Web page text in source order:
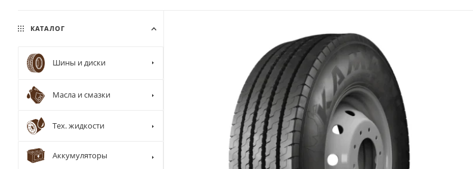
КАТАЛОГ
Шины и диски
Масла и смазки
Тех. жидкости
Аккумуляторы